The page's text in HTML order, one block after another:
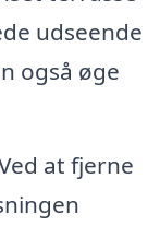
udseende
også øge
at fjerne